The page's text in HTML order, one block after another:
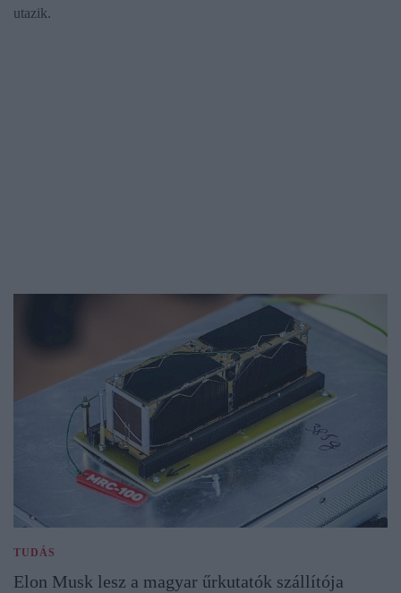
utazik.
TUDÁS
Elon Musk lesz a magyar űrkutatók szállítója